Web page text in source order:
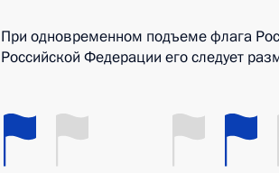
При одновременном подъеме флага
Российской Федерации его следует